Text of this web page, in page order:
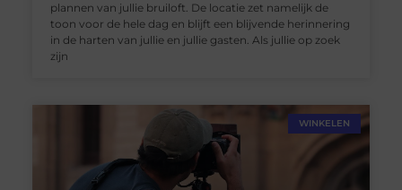
plannen van jullie bruiloft. De locatie zet namelijk de
toon voor de hele dag en blijft een blijvende herinnering
in de harten van jullie en jullie gasten. Als jullie op zoek
zijn
WINKELEN